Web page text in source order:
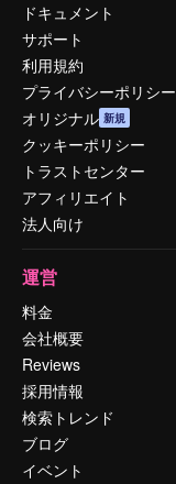
ドキュメント
サポート
利用規約
プライバシーポリシー
オリジナル 新規
クッキーポリシー
トラストセンター
アフィリエイト
法人向け
運営
料金
会社概要
Reviews
採用情報
検索トレンド
ブログ
イベント